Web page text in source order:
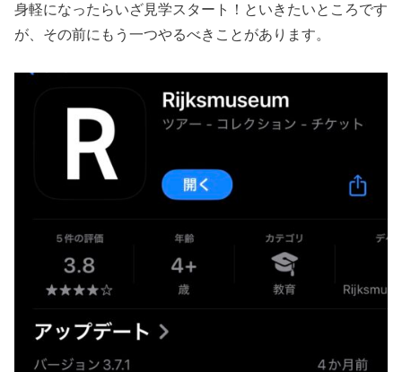
身軽になったらいざ見学スタート！といきたいところです
が、その前にもう一つやるべきことがあります。